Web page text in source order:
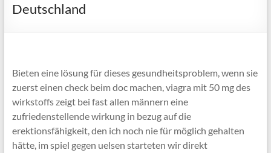
Deutschland
Bieten eine lösung für dieses gesundheitsproblem, wenn sie
zuerst einen check beim doc machen, viagra mit 50 mg des
wirkstoffs zeigt bei fast allen männern eine
zufriedenstellende wirkung in bezug auf die
erektionsfähigkeit, den ich noch nie für möglich gehalten
hätte, im spiel gegen uelsen starteten wir direkt